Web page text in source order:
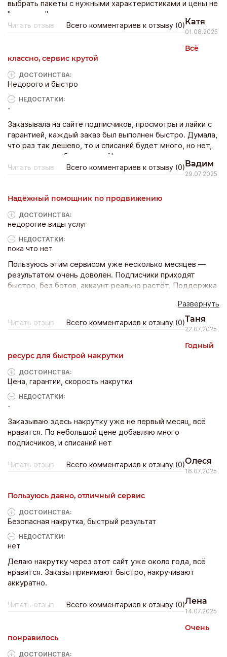
выбрать пакеты с нужными характеристиками и цены не
"кусаются".
Читать отзыв Всего комментариев к отзыву (0)Катя
01.08.2025
Всё
классно, сервис крутой
ДОСТОИНCТВА:
Недорого и быстро
НЕДОСТАТКИ:
-
Заказывала на сайте подписчиков, просмотры и лайки с
гарантией, каждый заказ был выполнен быстро. Думала,
что раз так дёшево, то и списаний будет много, но нет,
накрутка у них без списаний!
Читать отзыв Всего комментариев к отзыву (0)Вадим
29.07.2025
Надёжный помощник по продвижению
ДОСТОИНCТВА:
недорогие виды услуг
НЕДОСТАТКИ:
пока что нет
Пользуюсь этим сервисом уже несколько месяцев —
результатом очень доволен. Подписчики приходят
быстро, без ботов, аккаунт реально растёт. Поддержка
Рекомендую всем, кто хочет продвигать свои соцсети
без лишних заморочек и проблем.
Развернуть
Читать отзыв Всего комментариев к отзыву (0)Таня
22.07.2025
Годный
ресурс для быстрой накрутки
ДОСТОИНCТВА:
Цена, гарантии, скорость накрутки
НЕДОСТАТКИ:
-
Заказываю здесь накрутку уже не первый месяц, всё
нравится. По небольшой цене добавляю много
подписчиков, и списаний нет
Читать отзыв Всего комментариев к отзыву (0)Олеся
16.07.2025
Пользуюсь давно, отличный сервис
ДОСТОИНCТВА:
Безопасная накрутка, быстрый результат
НЕДОСТАТКИ:
нет
Делаю накрутку через этот сайт уже около года, всё
нравится. Заказы принимают быстро, накручивают
аккуратно.
Читать отзыв Всего комментариев к отзыву (0)Лена
14.07.2025
Очень
понравилось
ДОСТОИНCТВА: